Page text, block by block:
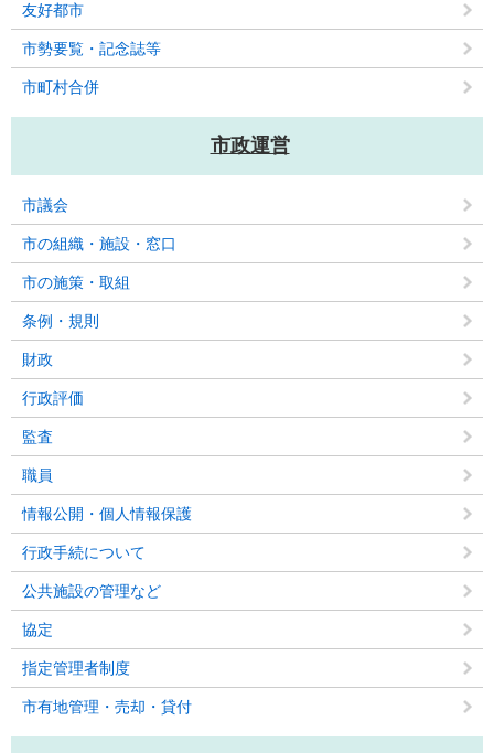
友好都市
市勢要覧・記念誌等
市町村合併
市政運営
市議会
市の組織・施設・窓口
市の施策・取組
条例・規則
財政
行政評価
監査
職員
情報公開・個人情報保護
行政手続について
公共施設の管理など
協定
指定管理者制度
市有地管理・売却・貸付